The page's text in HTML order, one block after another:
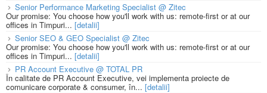
Senior Performance Marketing Specialist @ Zitec
Our promise: You choose how you'll work with us: remote-first or at our
offices in Timpuri... [detalii]
Senior SEO & GEO Specialist @ Zitec
Our promise: You choose how you'll work with us: remote-first or at our
offices in Timpuri... [detalii]
PR Account Executive @ TOTAL PR
În calitate de PR Account Executive, vei implementa proiecte de
comunicare corporate & consumer, în... [detalii]